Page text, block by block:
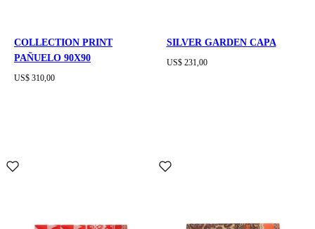
COLLECTION PRINT
PAÑUELO 90X90
US$ 310,00
SILVER GARDEN CAPA
US$ 231,00